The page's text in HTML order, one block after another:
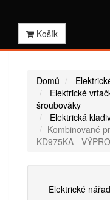
Košík
Domů
Elektrické
šroubováky
Elektrická
Kombinované
KD975KA -
Elektrické